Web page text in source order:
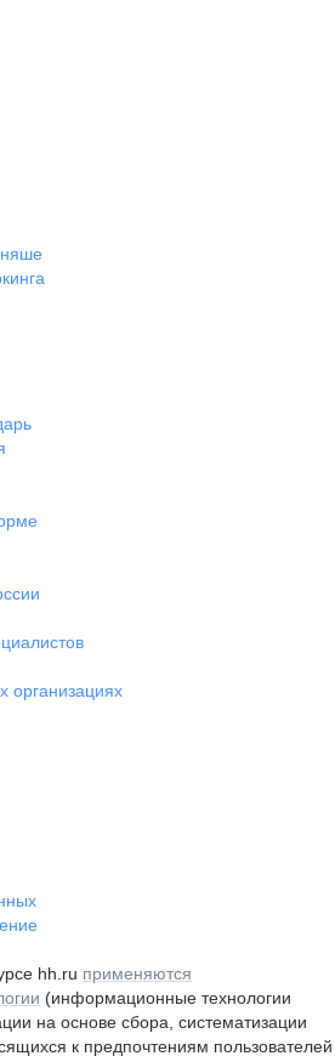
организациях
hh.ru применяются
(информационные технологии
на основе сбора, систематизации
к предпочтениям пользователей